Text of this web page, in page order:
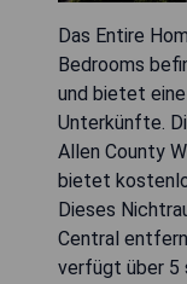
Das Entire
Bedrooms
und bietet
Unterkünfte.
Allen County
bietet
Dieses
Central
verfügt über 5